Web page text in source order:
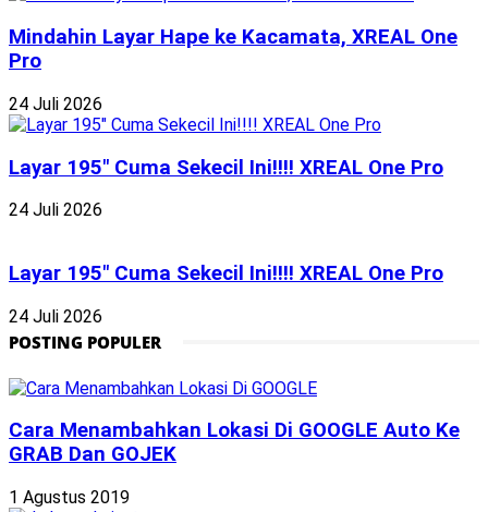
Mindahin Layar Hape ke Kacamata, XREAL One
Pro
24 Juli 2026
Layar 195″ Cuma Sekecil Ini!!!! XREAL One Pro
24 Juli 2026
Layar 195″ Cuma Sekecil Ini!!!! XREAL One Pro
24 Juli 2026
POSTING POPULER
Cara Menambahkan Lokasi Di GOOGLE Auto Ke
GRAB Dan GOJEK
1 Agustus 2019